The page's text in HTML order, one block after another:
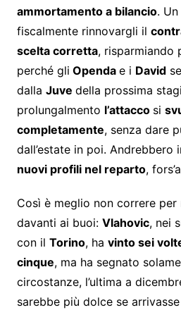
ammortamento a bilancio.
fiscalmente rinnovargli il
scelta corretta, risparmiando
perché gli Openda e i David
dalla Juve della prossima
prolungalmento l’attacco si
completamente, senza dare
dall’estate in poi. Andrebbero
nuovi profili nel reparto,
Così è meglio non correre
davanti ai buoi: Vlahovic, nei
con il Torino, ha vinto sei
cinque, ma ha segnato
circostanze, l’ultima a
sarebbe più dolce se